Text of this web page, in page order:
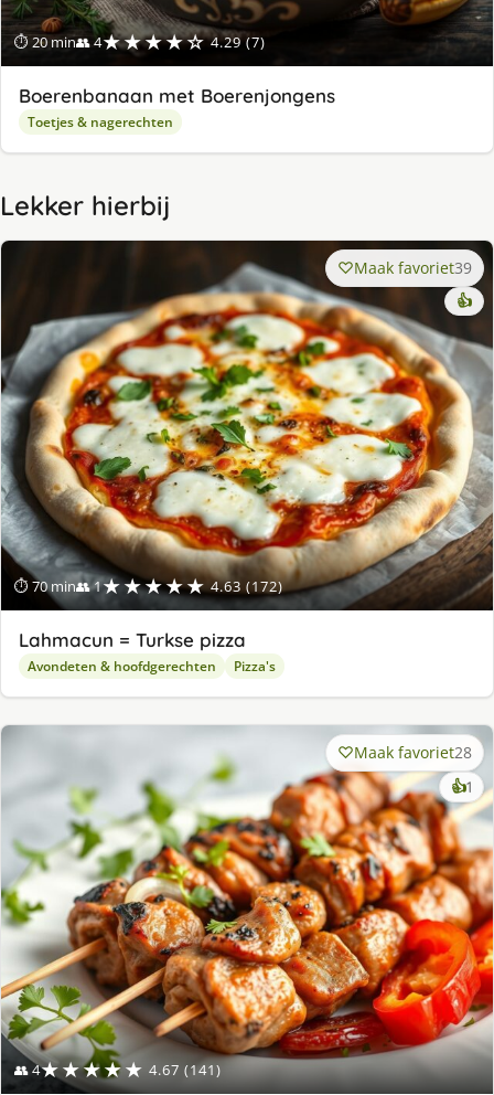
⏱ 20 min👥 4★★★★☆ 4.29 (7)
Boerenbanaan met Boerenjongens
Toetjes & nagerechten
Lekker hierbij
⏱ 70 min👥 1★★★★★ 4.63 (172)
Maak favoriet39
👍
Lahmacun = Turkse pizza
Avondeten & hoofdgerechten Pizza's
👥 4★★★★★ 4.67 (141)
Maak favoriet28
👍1